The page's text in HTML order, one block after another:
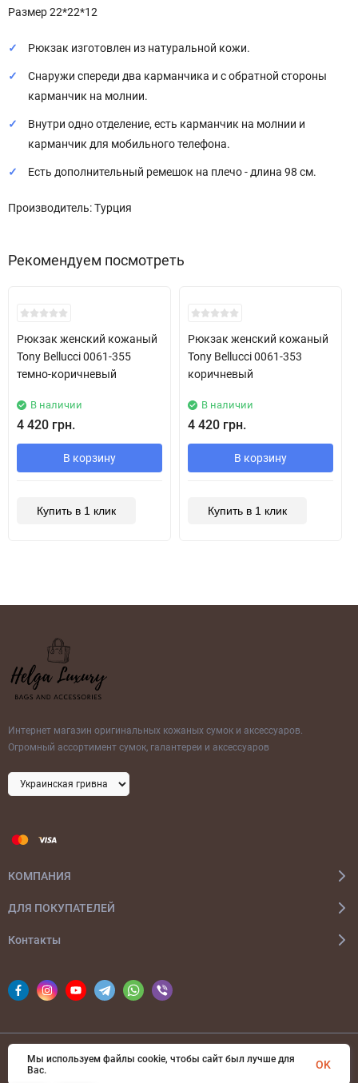
Размер 22*22*12
Рюкзак изготовлен из натуральной кожи.
Снаружи спереди два карманчика и с обратной стороны
карманчик на молнии.
Внутри одно отделение, есть карманчик на молнии и
карманчик для мобильного телефона.
Есть дополнительный ремешок на плечо - длина 98 см.
Производитель: Турция
Рекомендуем посмотреть
Рюкзак женский кожаный
Tony Bellucci 0061-355
темно-коричневый
В наличии
4 420 грн.
В корзину
Купить в 1 клик
Рюкзак женский кожаный
Tony Bellucci 0061-353
коричневый
В наличии
4 420 грн.
В корзину
Купить в 1 клик
Интернет магазин оригинальных кожаных сумок и аксессуаров.
Огромный ассортимент сумок, галантереи и аксессуаров
КОМПАНИЯ
ДЛЯ ПОКУПАТЕЛЕЙ
Контакты
© 2026 bags-ua.com Все права защищены
Мы используем файлы cookie, чтобы сайт был лучше для
Вас.
OK